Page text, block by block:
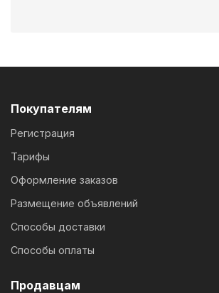
Покупателям
Регистрация
Тарифы
Оформление заказов
Размещение объявлений
Способы доставки
Способы оплаты
Продавцам